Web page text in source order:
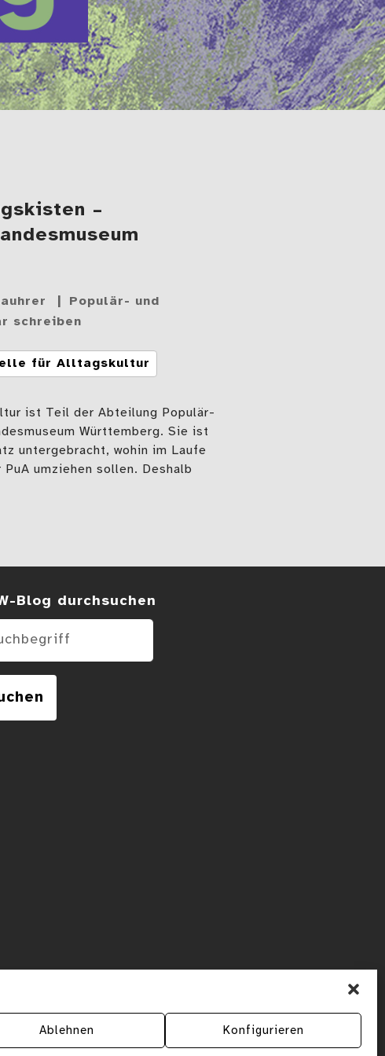
Ablehnen Konfigurieren
–
Populär- und
schreiben
für Alltagskultur
ist Teil der Abteilung Populär-
Württemberg. Sie ist
untergebracht, wohin im Laufe
umziehen sollen. Deshalb
– „Entsammeln“ im Landesmuseum
im Blog
Blog durchsuchen